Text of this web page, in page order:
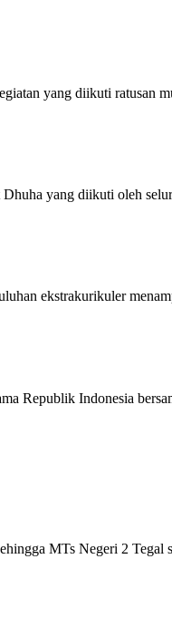
yang diikuti ratusan
yang diikuti oleh
ekstrakurikuler
Republik Indonesia
MTs Negeri 2 Tegal